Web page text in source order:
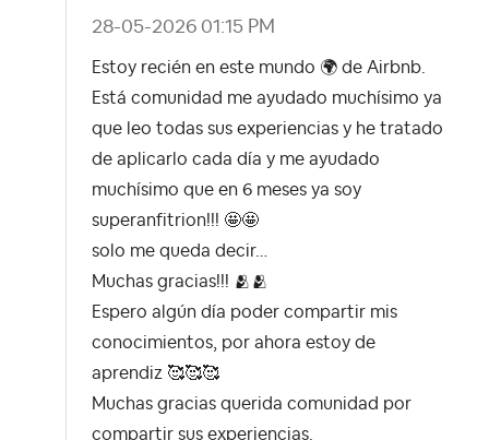
‎28-05-2026 01:15 PM
Estoy recién en este mundo 🌍 de Airbnb.
Está comunidad me ayudado muchísimo ya
que leo todas sus experiencias y he tratado
de aplicarlo cada día y me ayudado
muchísimo que en 6 meses ya soy
superanfitrion!!! 🤩🤩
solo me queda decir…
Muchas gracias!!! 🫂🫂
Espero algún día poder compartir mis
conocimientos, por ahora estoy de
aprendiz 🥰🥰🥰
Muchas gracias querida comunidad por
compartir sus experiencias.